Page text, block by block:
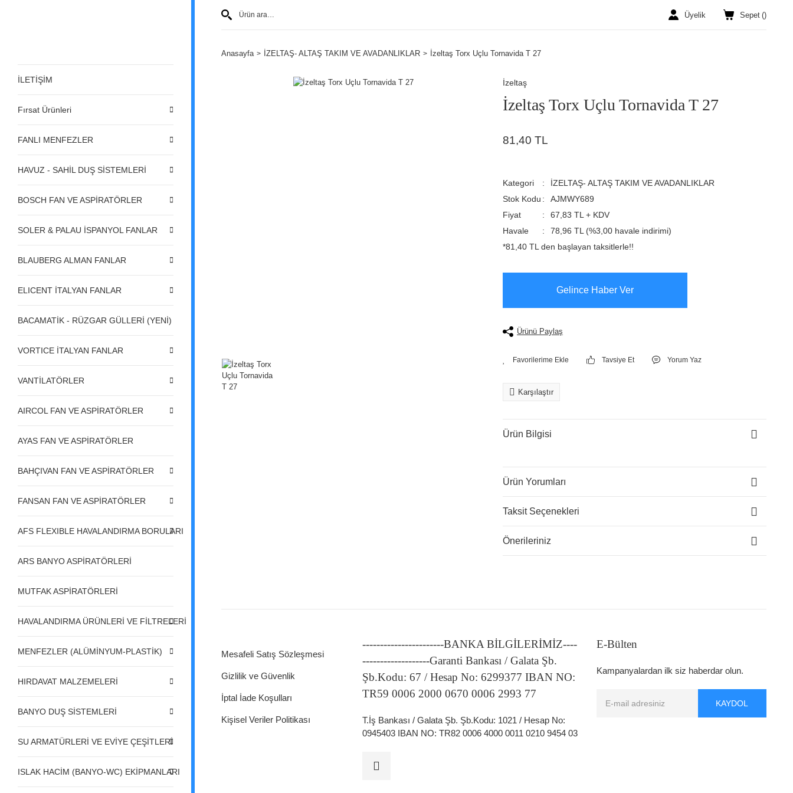
İLETİŞİM
Fırsat Ürünleri
FANLI MENFEZLER
HAVUZ - SAHİL DUŞ SİSTEMLERİ
BOSCH FAN VE ASPİRATÖRLER
SOLER & PALAU İSPANYOL FANLAR
BLAUBERG ALMAN FANLAR
ELICENT İTALYAN FANLAR
BACAMATİK - RÜZGAR GÜLLERİ (YENİ)
VORTICE İTALYAN FANLAR
VANTİLATÖRLER
AIRCOL FAN VE ASPİRATÖRLER
AYAS FAN VE ASPİRATÖRLER
BAHÇIVAN FAN VE ASPİRATÖRLER
FANSAN FAN VE ASPİRATÖRLER
AFS FLEXIBLE HAVALANDIRMA BORULARI
ARS BANYO ASPİRATÖRLERİ
MUTFAK ASPİRATÖRLERİ
HAVALANDIRMA ÜRÜNLERİ VE FİLTRELERİ
MENFEZLER (ALÜMİNYUM-PLASTİK)
HIRDAVAT MALZEMELERİ
BANYO DUŞ SİSTEMLERİ
SU ARMATÜRLERİ VE EVİYE ÇEŞİTLERİ
ISLAK HACİM (BANYO-WC) EKİPMANLARI
Üyelik Sepet ()
Anasayfa İZELTAŞ- ALTAŞ TAKIM VE AVADANLIKLAR İzeltaş Torx Uçlu Tornavida T 27
İzeltaş
İzeltaş Torx Uçlu Tornavida T 27
81,40 TL
Kategori
İZELTAŞ- ALTAŞ TAKIM VE AVADANLIKLAR
Stok Kodu
AJMWY689
Fiyat
67,83 TL + KDV
Havale
78,96 TL (%3,00 havale indirimi)
*81,40 TL den başlayan taksitlerle!!
Gelince Haber Ver
Ürünü Paylaş
Tavsiye Et Yorum Yaz
Karşılaştır
Ürün Bilgisi
Ürün Yorumları
Taksit Seçenekleri
Önerileriniz
Mesafeli Satış Sözleşmesi
Gizlilik ve Güvenlik
İptal İade Koşulları
Kişisel Veriler Politikası
-----------------------BANKA BİLGİLERİMİZ----
-------------------Garanti Bankası / Galata Şb.
Şb.Kodu: 67 / Hesap No: 6299377 IBAN NO:
TR59 0006 2000 0670 0006 2993 77
T.İş Bankası / Galata Şb. Şb.Kodu: 1021 / Hesap No:
0945403 IBAN NO: TR82 0006 4000 0011 0210 9454 03
E-Bülten
Kampanyalardan ilk siz haberdar olun.
KAYDOL